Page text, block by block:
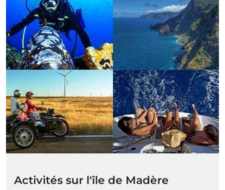
Activités sur l'île de Madère